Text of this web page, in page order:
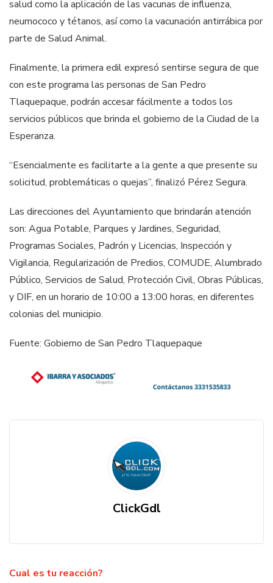
salud como la aplicación de las vacunas de influenza,
neumococo y tétanos, así como la vacunación antirrábica por
parte de Salud Animal.
Finalmente, la primera edil expresó sentirse segura de que
con este programa las personas de San Pedro
Tlaquepaque, podrán accesar fácilmente a todos los
servicios públicos que brinda el gobierno de la Ciudad de la
Esperanza.
“Esencialmente es facilitarte a la gente a que presente su
solicitud, problemáticas o quejas”, finalizó Pérez Segura.
Las direcciones del Ayuntamiento que brindarán atención
son: Agua Potable, Parques y Jardines, Seguridad,
Programas Sociales, Padrón y Licencias, Inspección y
Vigilancia, Regularización de Predios, COMUDE, Alumbrado
Público, Servicios de Salud, Protección Civil, Obras Públicas,
y DIF, en un horario de 10:00 a 13:00 horas, en diferentes
colonias del municipio.
Fuente: Gobierno de San Pedro Tlaquepaque
ClickGdl
Cual es tu reacción?